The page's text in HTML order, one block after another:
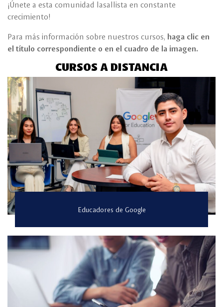
¡Únete a esta comunidad lasallista en constante
crecimiento!
Para más información sobre nuestros cursos, haga clic en
el título correspondiente o en el cuadro de la imagen.
CURSOS A DISTANCIA
Educadores de Google